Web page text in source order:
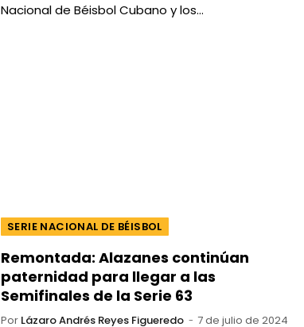
Nacional de Béisbol Cubano y los…
SERIE NACIONAL DE BÉISBOL
Remontada: Alazanes continúan
paternidad para llegar a las
Semifinales de la Serie 63
Por Lázaro Andrés Reyes Figueredo 7 de julio de 2024